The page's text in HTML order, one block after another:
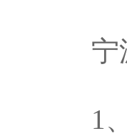
宁波
1、